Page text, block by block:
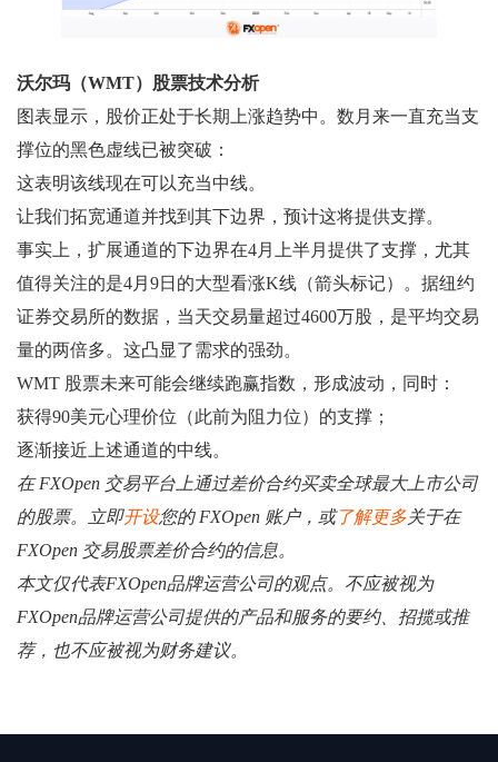
沃尔玛（WMT）股票技术分析
图表显示，股价正处于长期上涨趋势中。数月来一直充当支
撑位的黑色虚线已被突破：
这表明该线现在可以充当中线。
让我们拓宽通道并找到其下边界，预计这将提供支撑。
事实上，扩展通道的下边界在4月上半月提供了支撑，尤其
值得关注的是4月9日的大型看涨K线（箭头标记）。据纽约
证券交易所的数据，当天交易量超过4600万股，是平均交易
量的两倍多。这凸显了需求的强劲。
WMT 股票未来可能会继续跑赢指数，形成波动，同时：
获得90美元心理价位（此前为阻力位）的支撑；
逐渐接近上述通道的中线。
在 FXOpen 交易平台上通过差价合约买卖全球最大上市公司
的股票。立即开设您的 FXOpen 账户，或了解更多关于在
FXOpen 交易股票差价合约的信息。
本文仅代表FXOpen品牌运营公司的观点。不应被视为
FXOpen品牌运营公司提供的产品和服务的要约、招揽或推
荐，也不应被视为财务建议。